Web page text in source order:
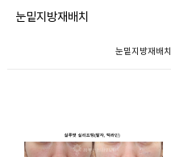
눈밑지방재배치
눈밑지방재배치